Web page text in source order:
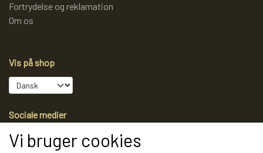
Fortrydelse og reklamation
Om os
Vis på shop
Sociale medier
Vi bruger cookies